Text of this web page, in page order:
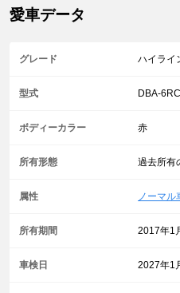
愛車データ
グレード ハイライ
型式 DBA-
ボディーカラー 赤
所有形態 過去所有
属性 ノーマル
所有期間 2017年1
車検日 2027年1